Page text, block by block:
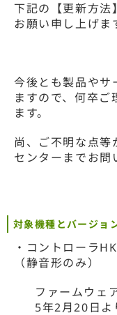
下記の【更新方法
お願い申し上げま
今後とも製品やサ
ますので、何卒
ます。
尚、ご不明な点
センターまでお問
対象機種とバージョ
・コントローラ
（静音形のみ）
ファームウェ
5年2月20日よ